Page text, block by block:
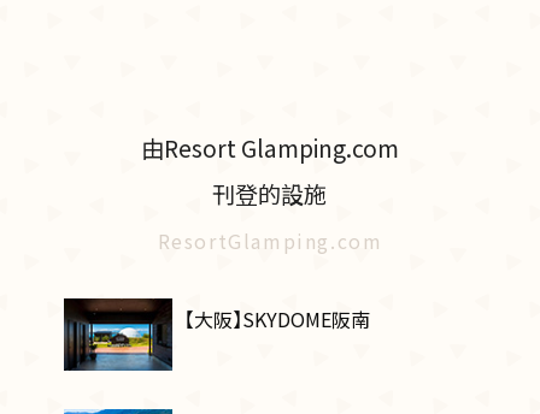
由Resort Glamping.com
刊登的設施
ResortGlamping.com
【大阪】SKYDOME阪南